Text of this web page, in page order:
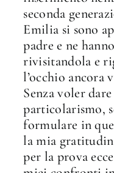
seconda
Emilia si sono
padre e ne
rivisitandola e
l’occhio ancora
Senza voler
particolarismo,
formulare in
la mia
per la prova